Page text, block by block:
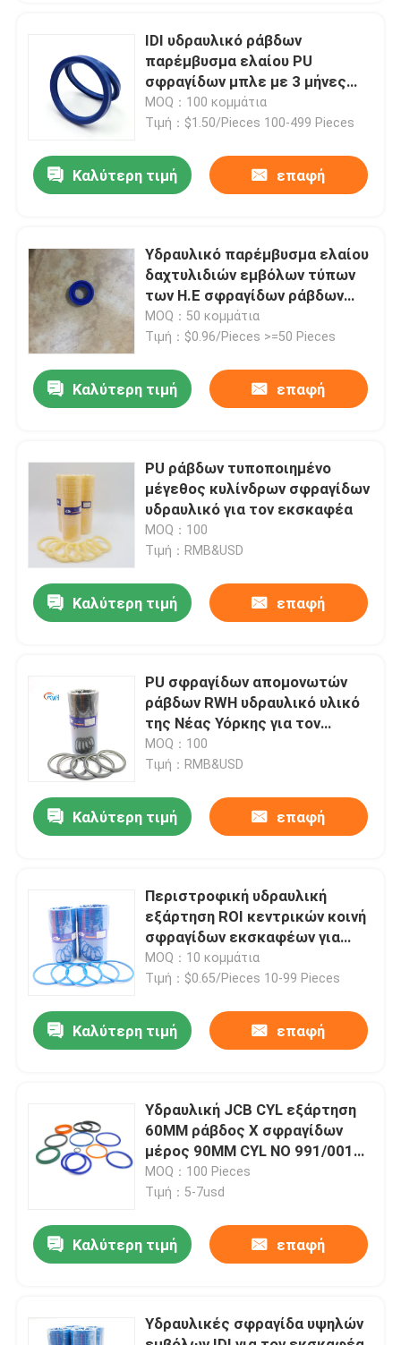
Σπίτι
Βίντεο
Γύρος εργοστασίων
Ποιοτικός έλεγχος
Μας ελάτε σε επαφή με
Ειδήσεις
Υδραυλική εξάρτηση σφραγίδων διακοπτών
IDI υδραυλικό ράβδων
παρέμβυσμα ελαίου PU
σφραγίδων μπλε με 3 μήνες
εξουσιοδότησης
MOQ：100 κομμάτια
Τιμή：$1.50/Pieces 100-499 Pieces
Καλύτερη τιμή επαφή
Υδραυλικό παρέμβυσμα ελαίου
δαχτυλιδιών εμβόλων τύπων
των Η.Ε σφραγίδων ράβδων
εκσκαφέων αντιολισθητικών
αλυσίδων
MOQ：50 κομμάτια
Τιμή：$0.96/Pieces >=50 Pieces
Καλύτερη τιμή επαφή
PU ράβδων τυποποιημένο
μέγεθος κυλίνδρων σφραγίδων
υδραυλικό για τον εκσκαφέα
MOQ：100
Τιμή：RMB&USD
Καλύτερη τιμή επαφή
PU σφραγίδων απομονωτών
ράβδων RWH υδραυλικό υλικό
της Νέας Υόρκης για τον
εκσκαφέα αντιολισθητικών
αλυσίδων
MOQ：100
Τιμή：RMB&USD
Καλύτερη τιμή επαφή
Περιστροφική υδραυλική
εξάρτηση ROI κεντρικών κοινή
σφραγίδων εκσκαφέων για
μηχανικό
MOQ：10 κομμάτια
Τιμή：$0.65/Pieces 10-99 Pieces
Καλύτερη τιμή επαφή
Υδραυλική JCB CYL εξάρτηση
60MM ράβδος Χ σφραγίδων
μέρος 90MM CYL ΝΟ 991/00147
για Backhoe
MOQ：100 Pieces
Τιμή：5-7usd
Καλύτερη τιμή επαφή
Υδραυλικές σφραγίδα υψηλών